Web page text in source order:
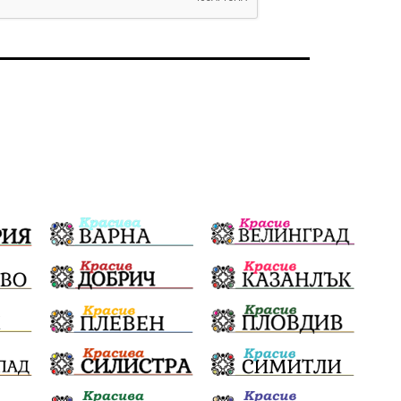
София Софийски общински съвет
катастрофа Любов
съвет Величие
Образование Борисов